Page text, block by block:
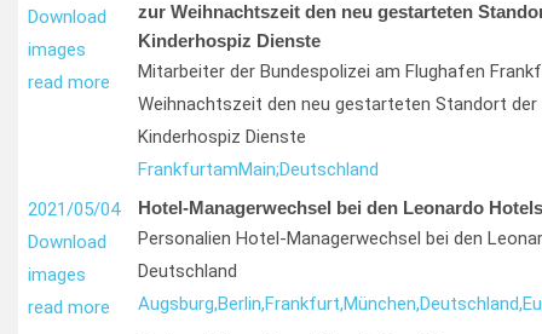
Download
images
read more
zur Weihnachtszeit den neu gestarteten
Kinderhospiz Dienste
Mitarbeiter der Bundespolizei am Flughafen
Weihnachtszeit den neu gestarteten Standort der
Kinderhospiz Dienste
FrankfurtamMain;Deutschland
2021/05/04
Download
images
read more
Hotel-Managerwechsel bei den Leonardo
Personalien Hotel-Managerwechsel bei den
Deutschland
Augsburg,Berlin,Frankfurt,München,Deutschland,